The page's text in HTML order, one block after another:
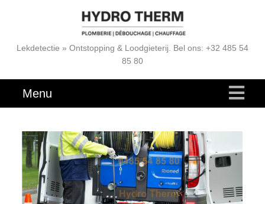
Lekdetectie » Ontstopping & Loodgieterij. Bel ons: +32 485 54
85 80
Menu